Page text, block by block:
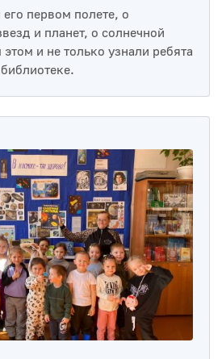
первом полете, о
и планет, о солнечной
и не только узнали ребята